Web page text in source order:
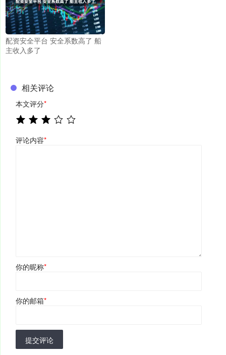
配资安全平台 安全系数高了 船
主收入多了
相关评论
本文评分*
评论内容*
你的昵称*
你的邮箱*
提交评论